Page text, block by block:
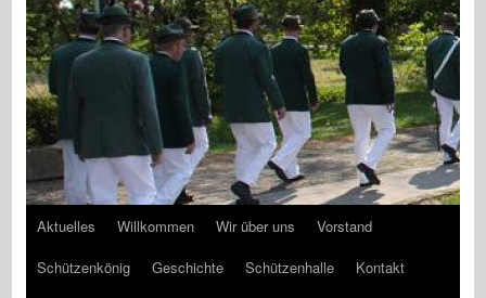
Zum
Inhalt
Aktuelles Willkommen Wir über uns
Vorstand
Schützenkönig
Geschichte Schützenhalle
Kontakt